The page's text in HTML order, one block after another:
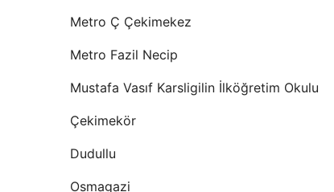
Metro Ç Çekimekez
Metro Fazil Necip
Mustafa Vasıf Karsligilin İlköğretim Okulu
Çekimekör
Dudullu
Osmagazi